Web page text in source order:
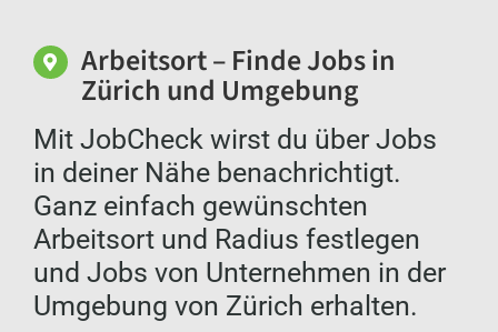
Ruoss Vögele Partner
Swiss Care Company
Zürich
beBeeMetallbau
Dübendorf
Arbeitsort – Finde Jobs in
Zürich und Umgebung
Mit JobCheck wirst du über Jobs
in deiner Nähe benachrichtigt.
Ganz einfach gewünschten
Arbeitsort und Radius festlegen
und Jobs von Unternehmen in der
Umgebung von Zürich erhalten.